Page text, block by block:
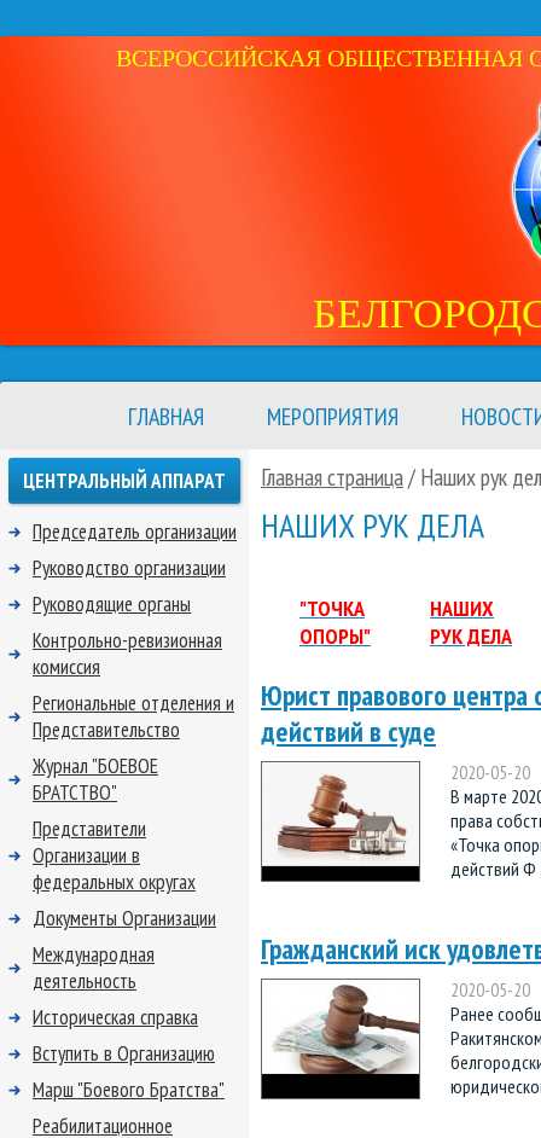
ВСЕРОССИЙСКАЯ ОБЩЕСТВЕННАЯ
ГЛАВНАЯ МЕРОПРИЯТИЯ
Главная страница/ Наших рук
НАШИХ РУК ДЕЛА
"ТОЧКА
ОПОРЫ"
НАШИХ
РУК ДЕЛА
Юрист правового
действий в суде
2020-05-20
В марте
права
«Точка
действий Ф
Гражданский иск
2020-05-20
Ранее
ЦЕНТРАЛЬНЫЙ АППАРАТ
Председатель организации
Руководство организации
Руководящие органы
Контрольно-ревизионная
комиссия
Региональные отделения и
Представительство
Журнал "БОЕВОЕ
БРАТСТВО"
Представители
Организации в
федеральных округах
Документы Организации
Международная
деятельность
Историческая справка
Вступить в Организацию
Марш "Боевого Братства"
Реабилитационное